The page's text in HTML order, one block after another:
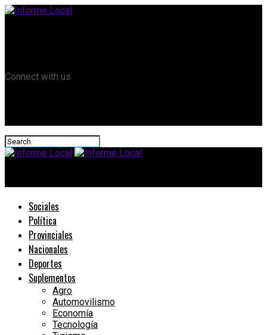
Connect with us
Sociales
Política
Provinciales
Nacionales
Deportes
Suplementos
Agro
Automovilismo
Economía
Tecnología